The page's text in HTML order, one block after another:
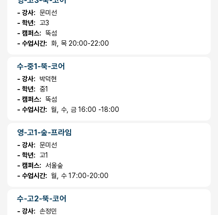
- 강사: 문미선
- 학년:
고3
- 캠퍼스:
뚝섬
- 수업시간: 화, 목 20:00-22:00
수-중1-뚝-코어
- 강사:
박덕현
- 학년:
중1
- 캠퍼스:
뚝섬
- 수업시간: 월, 수, 금 16:00 -18:00
영-고1-숲-프라임
- 강사: 문미선
- 학년:
고1
- 캠퍼스:
서울숲
- 수업시간: 월, 수 17:00-20:00
수-고2-뚝-코어
- 강사: 손정민